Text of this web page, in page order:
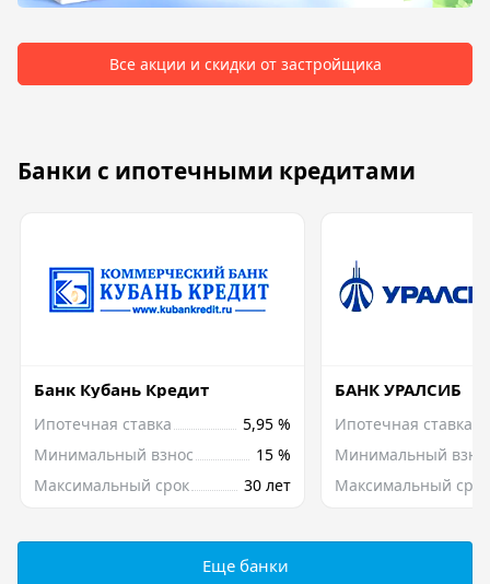
Все акции и скидки от застройщика
Банки с ипотечными кредитами
Банк Кубань Кредит
Ипотечная ставка
5,95 %
Минимальный взнос
15 %
Максимальный срок
30 лет
БАНК УРАЛСИБ
Ипотечная ставка
Минимальный
Максимальный срок
Еще банки